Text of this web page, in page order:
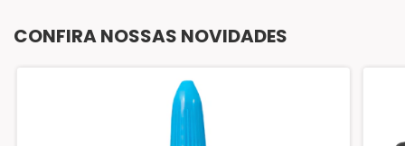
CONFIRA NOSSAS NOVIDADES